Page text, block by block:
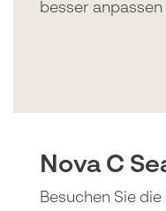
besser anpassen
Nova C
Besuchen Sie